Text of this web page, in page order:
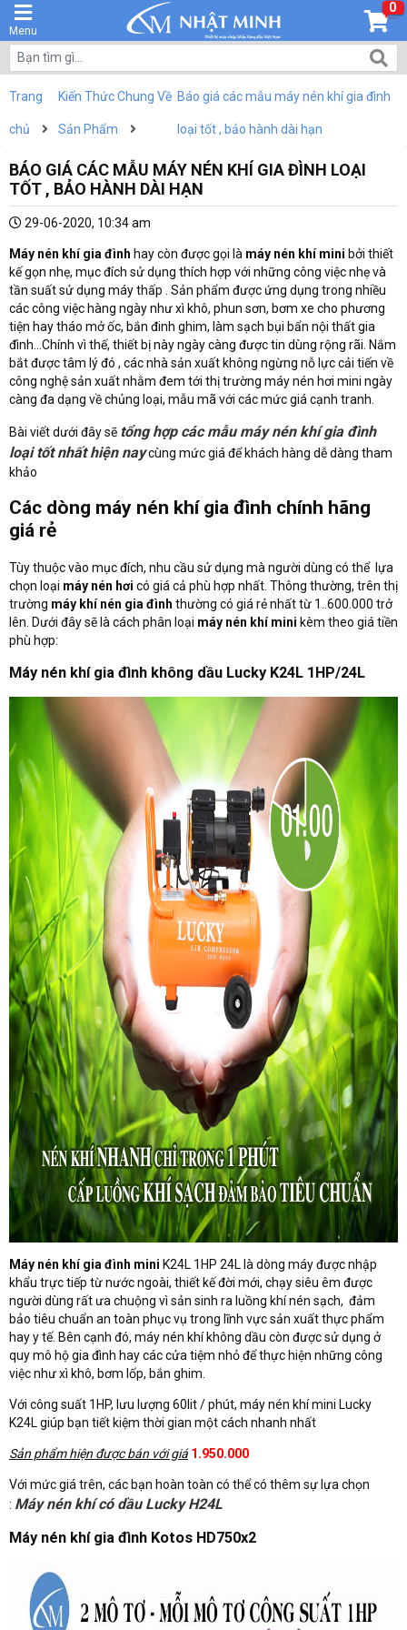
Menu
0
Trang
chủ
Kiến Thức Chung Về
Sản Phẩm
Báo giá các mẫu máy nén khí gia đình
loại tốt , bảo hành dài hạn
BÁO GIÁ CÁC MẪU MÁY NÉN KHÍ GIA ĐÌNH LOẠI
TỐT , BẢO HÀNH DÀI HẠN
29-06-2020, 10:34 am
Máy nén khí gia đình hay còn được gọi là máy nén khí mini bởi thiết
kế gọn nhẹ, mục đích sử dụng thích hợp với những công việc nhẹ và
tần suất sử dụng máy thấp . Sản phẩm được ứng dụng trong nhiều
các công việc hàng ngày như xì khô, phun sơn, bơm xe cho phương
tiện hay tháo mở ốc, bắn đinh ghim, làm sạch bụi bẩn nội thất gia
đình…Chính vì thế, thiết bị này ngày càng được tin dùng rộng rãi. Nắm
bắt được tâm lý đó , các nhà sản xuất không ngừng nỗ lực cải tiến về
công nghệ sản xuất nhằm đem tới thị trường máy nén hơi mini ngày
càng đa dạng về chủng loại, mẫu mã với các mức giá cạnh tranh.
Bài viết dưới đây sẽ tổng hợp các mẫu máy nén khí gia đình
loại tốt nhất hiện naycùng mức giá để khách hàng dễ dàng tham
khảo
Các dòng máy nén khí gia đình chính hãng
giá rẻ
Tùy thuộc vào mục đích, nhu cầu sử dụng mà người dùng có thể lựa
chọn loại máy nén hơi có giá cả phù hợp nhất. Thông thường, trên thị
trường máy khí nén gia đình thường có giá rẻ nhất từ 1..600.000 trở
lên. Dưới đây sẽ là cách phân loại máy nén khí mini kèm theo giá tiền
phù hợp:
Máy nén khí gia đình không dầu Lucky K24L 1HP/24L
Máy nén khí gia đình mini K24L 1HP 24L là dòng máy được nhập
khẩu trực tiếp từ nước ngoài, thiết kế đời mới, chạy siêu êm được
người dùng rất ưa chuộng vì sản sinh ra luồng khí nén sạch, đảm
bảo tiêu chuẩn an toàn phục vụ trong lĩnh vực sản xuất thực phẩm
hay y tế. Bên cạnh đó, máy nén khí không dầu còn được sử dụng ở
quy mô hộ gia đình hay các cửa tiệm nhỏ để thực hiện những công
việc như xì khô, bơm lốp, bắn ghim.
Với công suất 1HP, lưu lượng 60lit / phút, máy nén khí mini Lucky
K24L giúp bạn tiết kiệm thời gian một cách nhanh nhất
Sản phẩm hiện được bán với giá 1.950.000
Với mức giá trên, các bạn hoàn toàn có thể có thêm sự lựa chọn
: Máy nén khí có dầu Lucky H24L
Máy nén khí gia đình Kotos HD750x2